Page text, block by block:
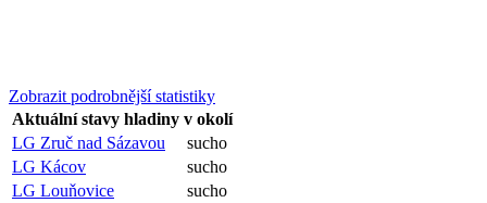
Zobrazit podrobnější statistiky
Aktuální stavy hladiny v okolí
LG Zruč nad Sázavou
sucho
LG Kácov
sucho
LG Louňovice
sucho